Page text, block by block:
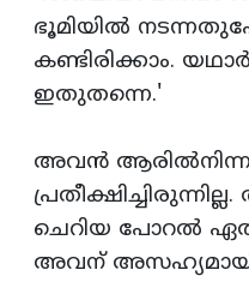
ഭൂമിയില്‍
കണ്ടിരിക്കാം.
ഇതുതന്നെ.'
അവന്‍
ചെറിയ പോറല്‍
അവന്‌